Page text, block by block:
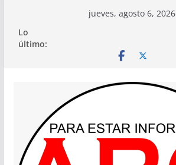
contenido
jueves, agosto 6, 2026
Lo
último: